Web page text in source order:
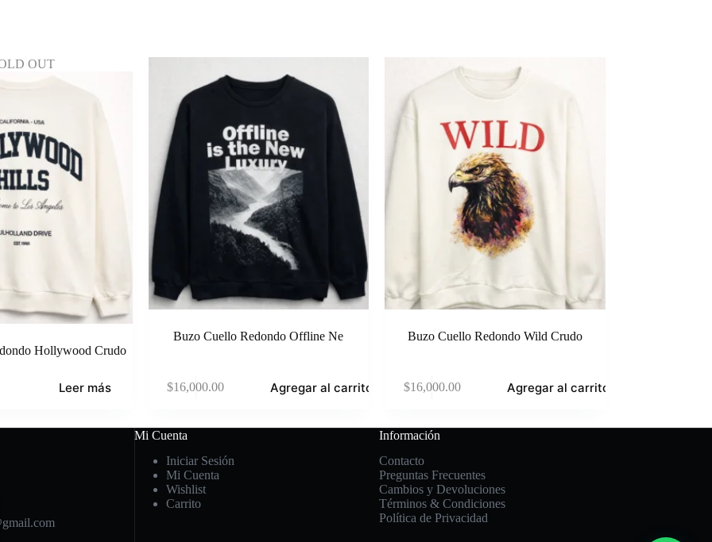
OUT
Hollywood Crudo
Leer más
Buzo Cuello Redondo Offline Ne
$16,000.00 Agregar al carrito
Buzo Cuello Redondo Wild Crudo
$16,000.00 Agregar al carrito
Mi Cuenta
Iniciar Sesión
Mi Cuenta
Wishlist
Carrito
Información
Contacto
Preguntas Frecuentes
Cambios y Devoluciones
Términos & Condiciones
Política de Privacidad